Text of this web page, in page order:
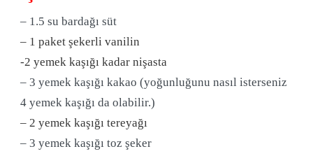
– 1.5 su bardağı süt
– 1 paket şekerli vanilin
-2 yemek kaşığı kadar nişasta
– 3 yemek kaşığı kakao (yoğunluğunu nasıl isterseniz
4 yemek kaşığı da olabilir.)
– 2 yemek kaşığı tereyağı
– 3 yemek kaşığı toz şeker